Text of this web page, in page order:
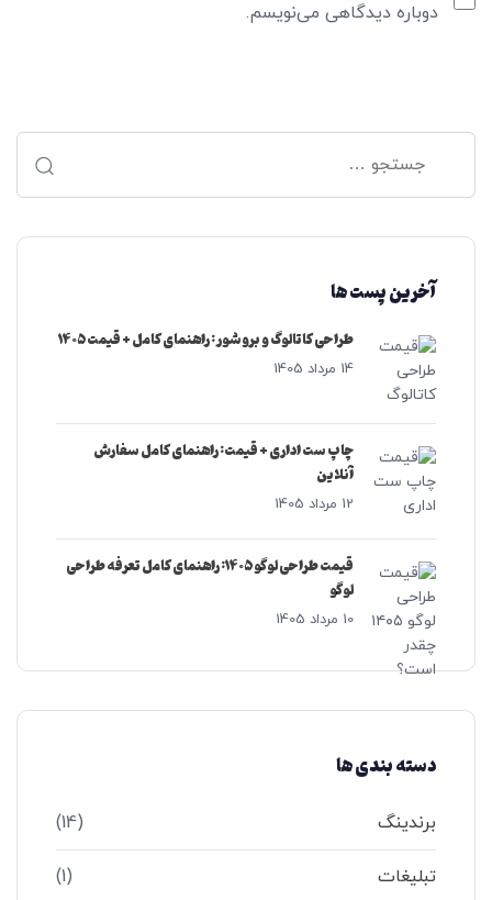
دوباره دیدگاهی می‌نویسم.
آخرین پست ها
طراحی کاتالوگ و بروشور: راهنمای کامل + قیمت ۱۴۰۵
14 مرداد 1405
چاپ ست اداری + قیمت: راهنمای کامل سفارش
آنلاین
12 مرداد 1405
قیمت طراحی لوگو ۱۴۰۵: راهنمای کامل تعرفه‌ طراحی
لوگو
10 مرداد 1405
دسته بندی ها
برندینگ (14)
تبلیغات (1)